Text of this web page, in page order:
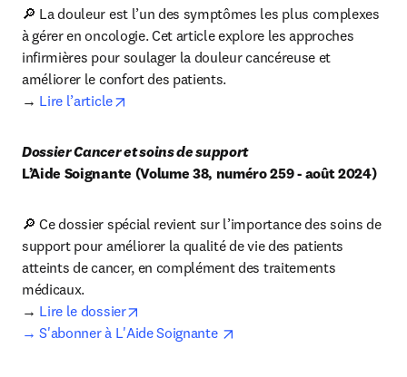
🔎 La douleur est l’un des symptômes les plus complexes
à gérer en oncologie. Cet article explore les approches
infirmières pour soulager la douleur cancéreuse et
améliorer le confort des patients.
→ Lire l’article
Dossier Cancer et soins de support
L’Aide Soignante (Volume 38, numéro 259 - août 2024)
🔎 Ce dossier spécial revient sur l’importance des soins de
support pour améliorer la qualité de vie des patients
atteints de cancer, en complément des traitements
médicaux.
→ Lire le dossier
→ S'abonner à L'Aide Soignante